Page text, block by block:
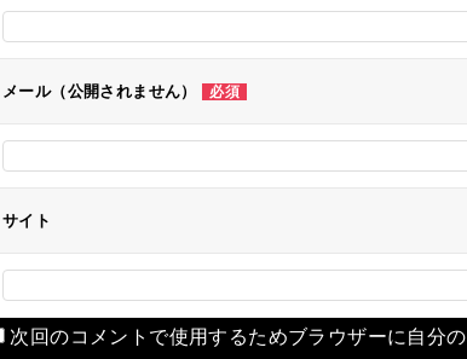
ョ
メール（公開されません） 必須
サイト
次回のコメントで使用するためブラウザーに自分